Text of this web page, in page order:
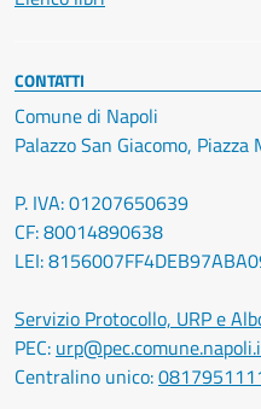
CONTATTI
Comune di Napoli
Palazzo San Giacomo,
P. IVA: 01207650639
CF: 80014890638
LEI:
Servizio Protocollo, URP e
PEC:
Centralino unico: